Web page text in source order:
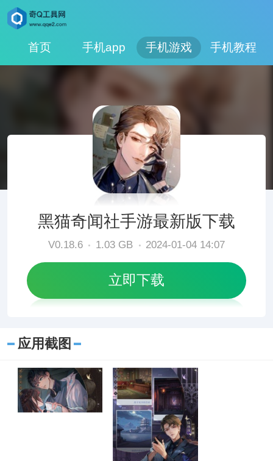
首页 手机app 手机游戏 手机教程
黑猫奇闻社手游最新版下载
V0.18.6 1.03 GB 2024-01-04 14:07
立即下载
应用截图